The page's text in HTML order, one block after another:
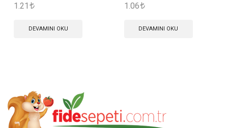
1.21
DEVAMINI OKU
1.06
DEVAMINI OKU